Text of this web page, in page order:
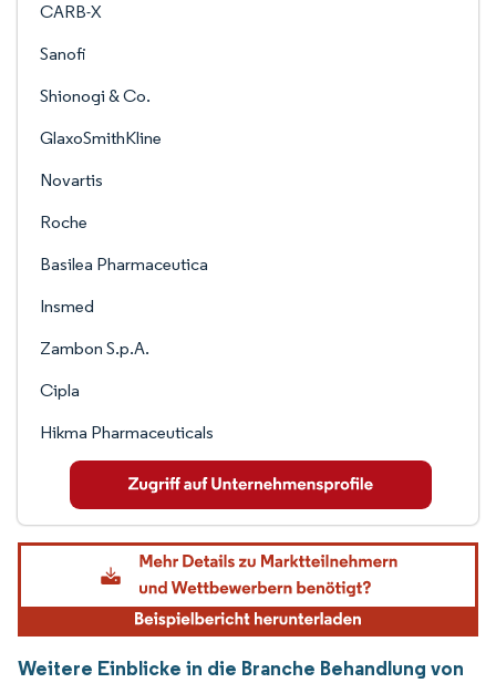
CARB-X
Sanofi
Shionogi & Co.
GlaxoSmithKline
Novartis
Roche
Basilea Pharmaceutica
Insmed
Zambon S.p.A.
Cipla
Hikma Pharmaceuticals
Weitere Einblicke in die Branche Behandlung von